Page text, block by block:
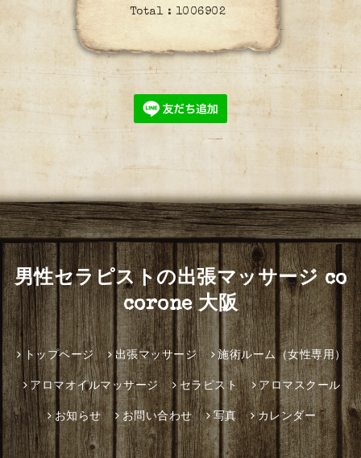
Total : 1006902
男性セラピストの出張マッサージ co
corone 大阪
トップページ 出張マッサージ 施術ルーム（女性専用）
アロマオイルマッサージ セラピスト アロマスクール
お知らせ お問い合わせ 写真 カレンダー